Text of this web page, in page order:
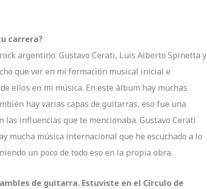
carrera?
argentino: Gustavo Cerati, Luis Alberto Spinetta y
que ver en mi formación musical inicial e
ellos en mi música. En este álbum hay muchas
hay varias capas de guitarras, eso fue una
las influencias que te mencionaba. Gustavo Cerati
mucha música internacional que he escuchado a lo
un poco de todo eso en la propia obra.
de guitarra. Estuviste en el Círculo de